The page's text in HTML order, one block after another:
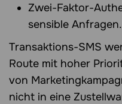
Zwei-Faktor-
sensible Anfragen.
Transaktions-SMS
Route mit hoher
von
nicht in eine